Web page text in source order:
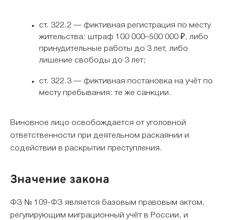
ст. 322.2 — фиктивная регистрация по месту
жительства: штраф 100 000–500 000 ₽, либо
принудительные работы до 3 лет, либо
лишение свободы до 3 лет;
ст. 322.3 — фиктивная постановка на учёт по
месту пребывания: те же санкции.
Виновное лицо освобождается от уголовной
ответственности при деятельном раскаянии и
содействии в раскрытии преступления.
Значение закона
ФЗ № 109-ФЗ является базовым правовым актом,
регулирующим миграционный учёт в России, и